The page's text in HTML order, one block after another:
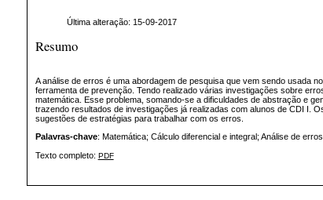
Última alteração: 15-09-2017
Resumo
A análise de erros é uma abordagem de pesquisa que vem sendo usada
ferramenta de prevenção. Tendo realizado várias investigações sobre
matemática. Esse problema, somando-se a dificuldades de abstração e
trazendo resultados de investigações já realizadas com alunos de CDI I.
sugestões de estratégias para trabalhar com os erros.
Palavras-chave: Matemática; Cálculo diferencial e integral; Análise de
Texto completo: PDF